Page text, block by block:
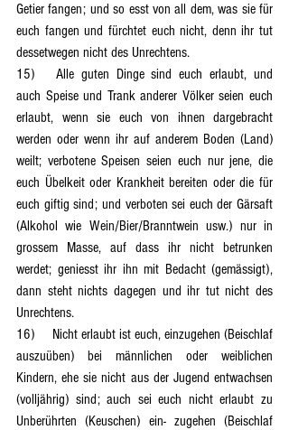
Getier fangen; und so esst von all dem, was sie für
euch fangen und fürchtet euch nicht, denn ihr tut
dessetwegen nicht des Unrechtens.
15)	Alle guten Dinge sind euch erlaubt, und
auch Speise und Trank anderer Völker seien euch
erlaubt, wenn sie euch von ihnen dargebracht
werden oder wenn ihr auf anderem Boden (Land)
weilt; verbotene Speisen seien euch nur jene, die
euch Übelkeit oder Krankheit bereiten oder die für
euch giftig sind; und verboten sei euch der Gärsaft
(Alkohol wie Wein/Bier/Branntwein usw.) nur in
grossem Masse, auf dass ihr nicht betrunken
werdet; geniesst ihr ihn mit Bedacht (gemässigt),
dann steht nichts dagegen und ihr tut nicht des
Unrechtens.
16)	Nicht erlaubt ist euch, einzugehen (Beischlaf
auszuüben) bei männlichen oder weiblichen
Kindern, ehe sie nicht aus der Jugend entwachsen
(volljährig) sind; auch sei euch nicht erlaubt zu
Unberührten (Keuschen) ein- zugehen (Beischlaf